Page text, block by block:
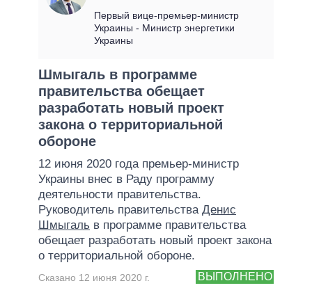
ОБЗОРЫ
ДАЙДЖЕСТЫ
ПРЕЗИДЕНТ И ОФИС
ВЕРХОВНАЯ РАДА
ГЛАВЫ ОБЛАДМИНИСТРАЦИЙ
МЭРЫ
ВСЕ ПЕРСОНЫ
ВИДЕО
СРАВНЕНИЕ ПОЛИТИКОВ
Первый вице-премьер-министр
Украины - Министр энергетики
Украины
Шмыгаль в программе
правительства обещает
разработать новый проект
закона о территориальной
обороне
12 июня 2020 года премьер-министр
Украины внес в Раду программу
деятельности правительства.
Руководитель правительства Денис
Шмыгаль в программе правительства
обещает разработать новый проект закона
о территориальной обороне.
ВЫПОЛНЕНО
Сказано 12 июня 2020 г.